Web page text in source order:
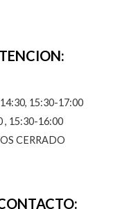
15:30-17:00
, 15:30-16:00
CERRADO